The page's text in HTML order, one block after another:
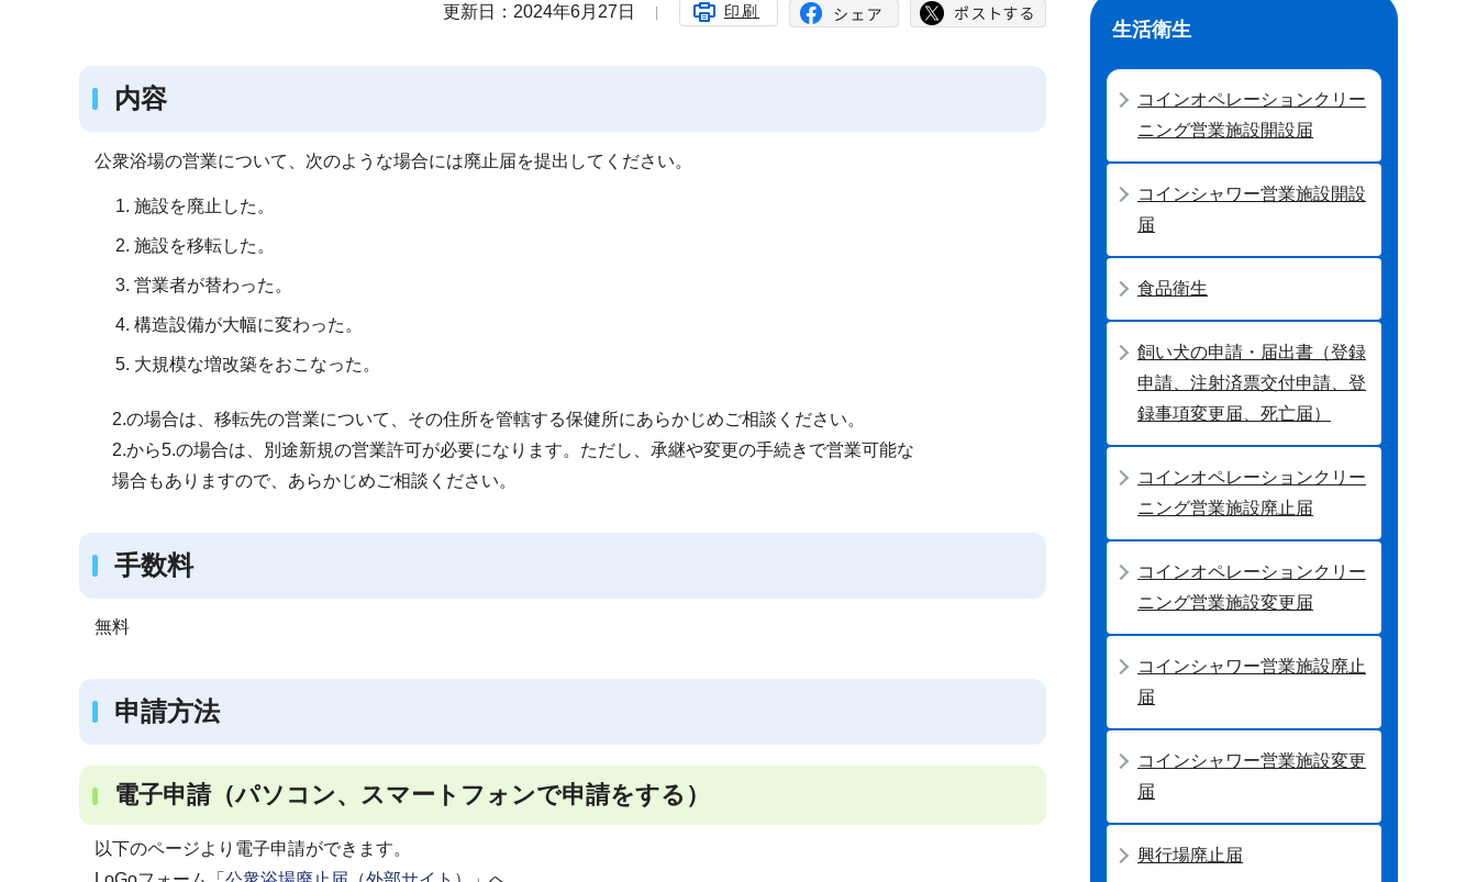
更新日：2024年6月27日 印刷
内容
公衆浴場の営業について、次のような場合には廃止届を提出してください。
施設を廃止した。
施設を移転した。
営業者が替わった。
構造設備が大幅に変わった。
大規模な増改築をおこなった。
2.の場合は、移転先の営業について、その住所を管轄する保健所にあらかじめご相談ください。
2.から5.の場合は、別途新規の営業許可が必要になります。ただし、承継や変更の手続きで営業可能な
場合もありますので、あらかじめご相談ください。
手数料
無料
申請方法
電子申請（パソコン、スマートフォンで申請をする）
以下のページより電子申請ができます。
ー
生活衛生
コインオペレーションクリー
ニング営業施設開設届
コインシャワー営業施設開設
届
食品衛生
飼い犬の申請・届出書（登録
申請、注射済票交付申請、登
録事項変更届、死亡届）
コインオペレーションクリー
ニング営業施設廃止届
コインオペレーションクリー
ニング営業施設変更届
コインシャワー営業施設廃止
届
コインシャワー営業施設変更
届
興行場廃止届